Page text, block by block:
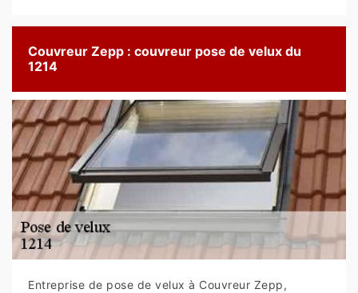
Couvreur Zepp : couvreur pose de velux du
1214
Entreprise de pose de velux à Couvreur Zepp,